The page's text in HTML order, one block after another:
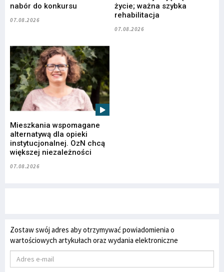
nabór do konkursu
07.08.2026
życie; ważna szybka
rehabilitacja
07.08.2026
Mieszkania wspomagane
alternatywą dla opieki
instytucjonalnej. OzN chcą
większej niezależności
07.08.2026
Zostaw swój adres aby otrzymywać powiadomienia o
wartościowych artykułach oraz wydania elektroniczne